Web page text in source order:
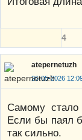
4
atepernetuzh
26-05-2026
Самому стало
Если бы паял
так сильно.